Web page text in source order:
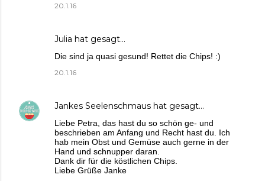
20.1.16
Julia hat gesagt…
Die sind ja quasi gesund! Rettet die Chips! :)
20.1.16
Jankes Seelenschmaus hat gesagt…
Liebe Petra, das hast du so schön ge- und
beschrieben am Anfang und Recht hast du. Ich
hab mein Obst und Gemüse auch gerne in der
Hand und schnupper daran.
Dank dir für die köstlichen Chips.
Liebe Grüße Janke